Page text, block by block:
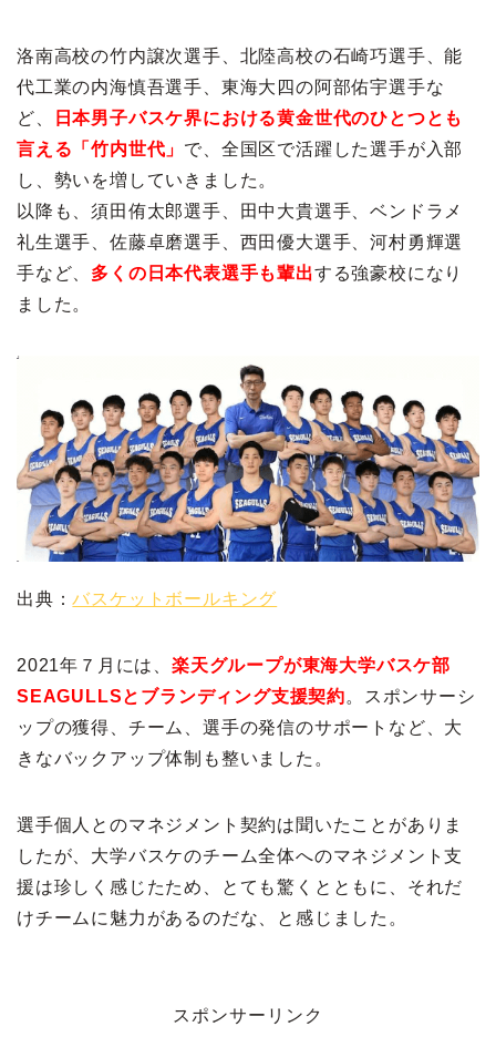
洛南高校の竹内譲次選手、北陸高校の石崎巧選手、能
代工業の内海慎吾選手、東海大四の阿部佑宇選手な
ど、
日本男子バスケ界における黄金世代のひとつとも
言える「竹内世代」 で、全国区で活躍した選手が入部
し、勢いを増していきました。
以降も、須田侑太郎選手、田中大貴選手、ベンドラメ
礼生選手、佐藤卓磨選手、西田優大選手、河村勇輝選
手など、 多くの日本代表選手も輩出する強豪校になり
ました。
出典：バスケットボールキング
2021年７月には、 楽天グループが東海大学バスケ部
SEAGULLSとブランディング支援契約。スポンサーシ
ップの獲得、チーム、選手の発信のサポートなど、大
きなバックアップ体制も整いました。
選手個人とのマネジメント契約は聞いたことがありま
したが、大学バスケのチーム全体へのマネジメント支
援は珍しく感じたため、とても驚くとともに、それだ
けチームに魅力があるのだな、と感じました。
スポンサーリンク